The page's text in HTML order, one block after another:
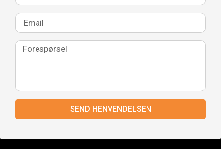
SEND HENVENDELSEN